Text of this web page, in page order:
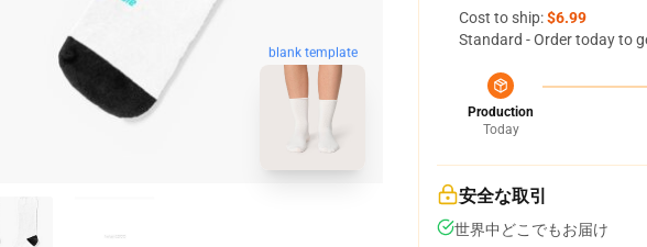
blank template
Cost to ship:$6.99
Standard - Order today to
Production
Today
安全な取引
世界中どこでもお届け